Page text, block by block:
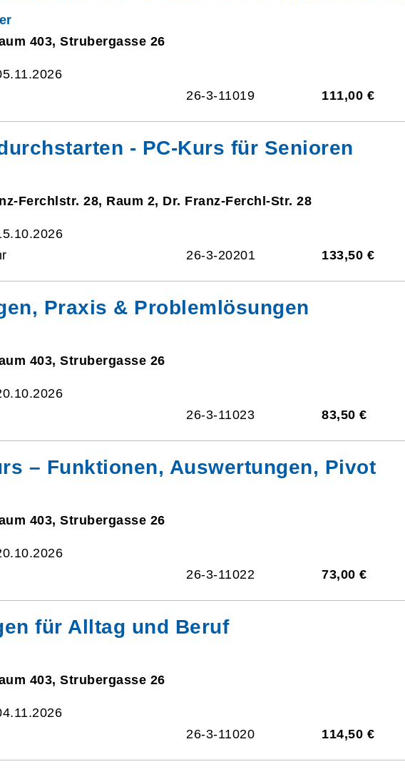
403, Strubergasse 26
26-3-11019 111,00 €
- PC-Kurs für Senioren
Ferchlstr. 28, Raum 2, Dr. Franz-Ferchl-Str. 28
26-3-20201 133,50 €
Praxis & Problemlösungen
403, Strubergasse 26
26-3-11023 83,50 €
– Funktionen, Auswertungen, Pivot
403, Strubergasse 26
26-3-11022 73,00 €
für Alltag und Beruf
403, Strubergasse 26
26-3-11020 114,50 €